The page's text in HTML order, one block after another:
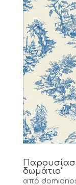
δωμάτιο”
από